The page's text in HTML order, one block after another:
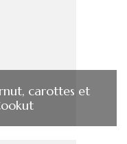
carottes et